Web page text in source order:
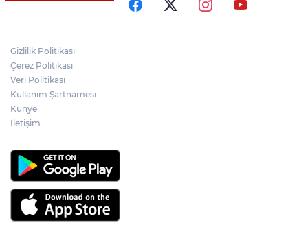
Rojin Kabaiş, Hiranur Nilgün Aygar ve
Kıvanç Uman’ın ailelerini hedef alam
Gizlilik Politikası
Çerez Politikası
Veri Politikası
Kullanım Şartnamesi
Künye
İletişim